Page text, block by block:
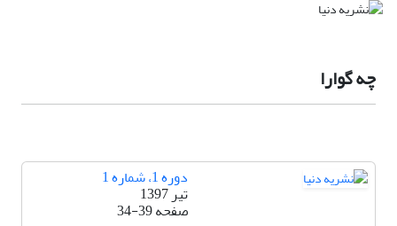
چه گوارا
دوره 1، شماره 1
تیر 1397
صفحه34-39